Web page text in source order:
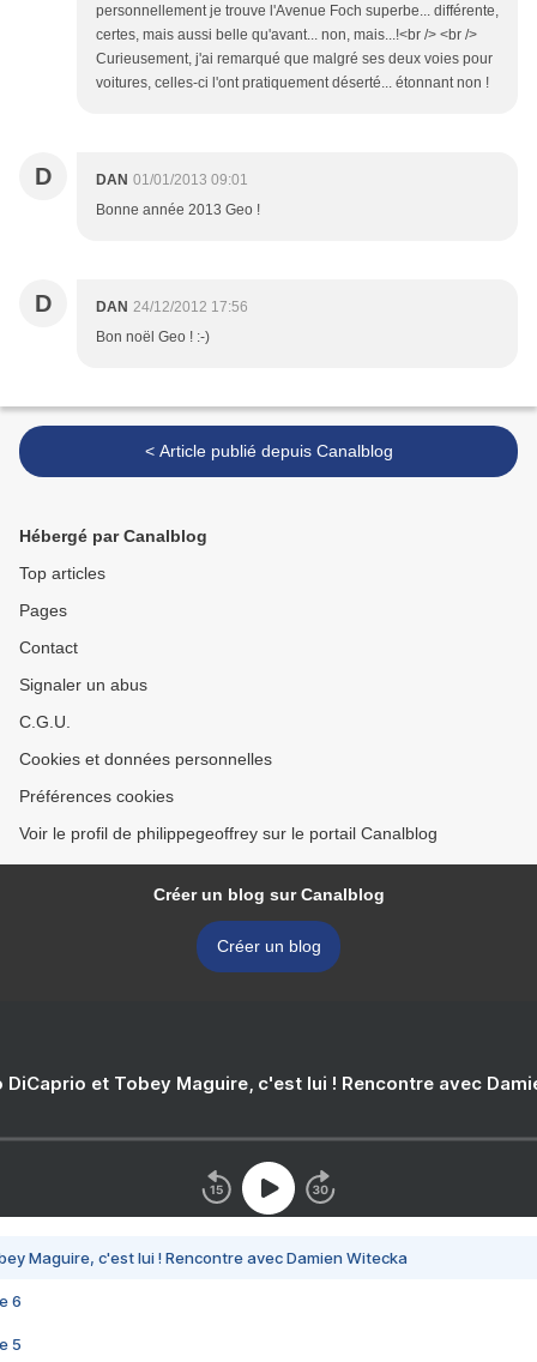
personnellement je trouve l'Avenue Foch superbe... différente,
certes, mais aussi belle qu'avant... non, mais...!<br /> <br />
Curieusement, j'ai remarqué que malgré ses deux voies pour
voitures, celles-ci l'ont pratiquement déserté... étonnant non !
D DAN 01/01/2013 09:01
Bonne année 2013 Geo !
D DAN 24/12/2012 17:56
Bon noël Geo ! :-)
< Article publié depuis Canalblog
Hébergé par Canalblog
Top articles
Pages
Contact
Signaler un abus
C.G.U.
Cookies et données personnelles
Préférences cookies
Voir le profil de philippegeoffrey sur le portail Canalblog
Créer un blog sur Canalblog
Créer un blog
DiCaprio et Tobey Maguire, c'est lui ! Rencontre avec
Maguire, c'est lui ! Rencontre avec Damien Witecka
6
5